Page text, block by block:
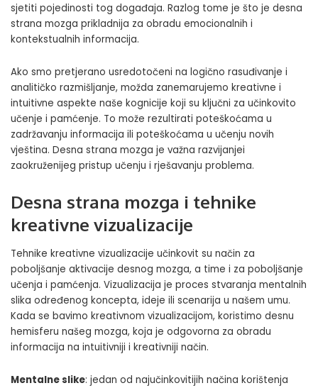
sjetiti pojedinosti tog događaja. Razlog tome je što je desna
strana mozga prikladnija za obradu emocionalnih i
kontekstualnih informacija.
Ako smo pretjerano usredotočeni na logično rasuđivanje i
analitičko razmišljanje, možda zanemarujemo kreativne i
intuitivne aspekte naše kognicije koji su ključni za učinkovito
učenje i pamćenje. To može rezultirati poteškoćama u
zadržavanju informacija ili poteškoćama u učenju novih
vještina. Desna strana mozga je važna razvijanjei
zaokruženijeg pristup učenju i rješavanju problema.
Desna strana mozga i tehnike
kreativne vizualizacije
Tehnike kreativne vizualizacije učinkovit su način za
poboljšanje aktivacije desnog mozga, a time i za poboljšanje
učenja i pamćenja. Vizualizacija je proces stvaranja mentalnih
slika određenog koncepta, ideje ili scenarija u našem umu.
Kada se bavimo kreativnom vizualizacijom, koristimo desnu
hemisferu našeg mozga, koja je odgovorna za obradu
informacija na intuitivniji i kreativniji način.
Mentalne slike: jedan od najučinkovitijih načina korištenja